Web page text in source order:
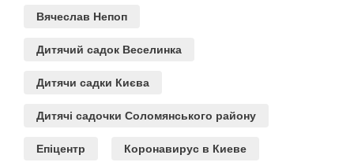
Вячеслав Непоп
Дитячий садок Веселинка
Дитячи садки Києва
Дитячі садочки Соломянського району
Епіцентр Коронавирус в Киеве